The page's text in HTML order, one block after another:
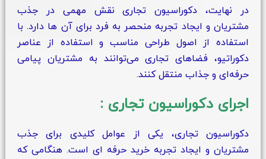
در نهایت، دکوراسیون تجاری نقش مهمی در جذب
مشتریان و ایجاد تجربه منحصر به فرد برای آن‌ ها دارد. با
استفاده از اصول طراحی مناسب و استفاده از عناصر
دکوراتیو، فضاهای تجاری می‌توانند به مشتریان پیامی
حرفه‌ای و جذاب منتقل کنند.
اجرای دکوراسیون تجاری :
دکوراسیون تجاری، یکی از عوامل کلیدی برای جذب
مشتریان و ایجاد تجربه خرید حرفه ای است. هنگامی که